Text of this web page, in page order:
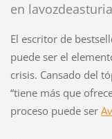
en
El escritor de
puede ser el
crisis. Cansado del
“tiene más que
proceso puede ser